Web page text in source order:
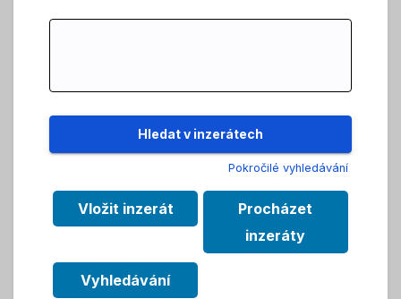
Pokročilé vyhledávání
Vložit inzerát
Procházet
inzeráty
Vyhledávání